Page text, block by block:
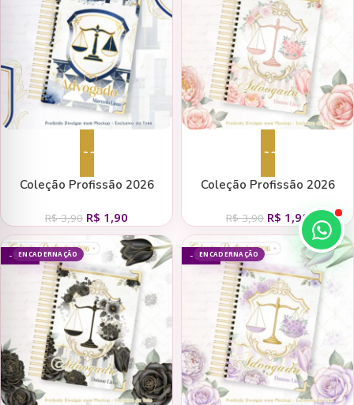
Adicionar ao carrinho
Coleção Profissão 2026
Toke
R$3,90 R$ 1,90
Adicionar ao carrinho
Coleção Profissão 2026
Toke
R$3,90 R$ 1,90
ENCADERNAÇÃO
- 51% ENCADERNAÇÃO
- 51%